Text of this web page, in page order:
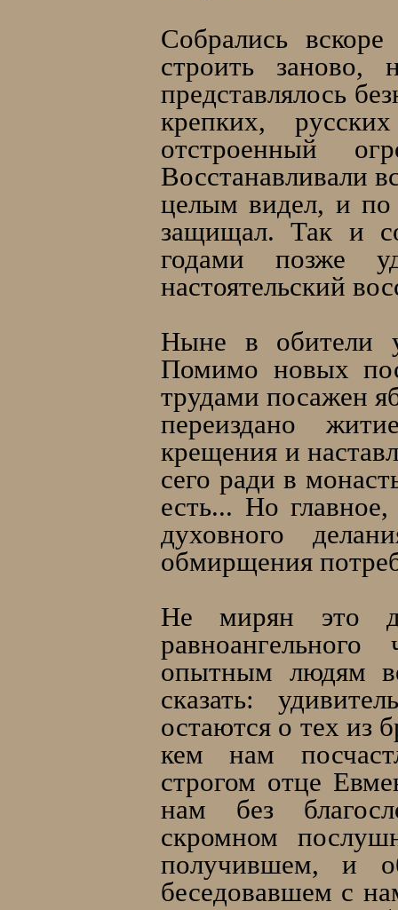
Собрались
строить
представлялось
крепких,
отстроенный
Восстанавливали
целым видел, и
защищал. Так и
годами позже
настоятельский
Ныне в обители
Помимо новых
трудами посажен
переиздано
крещения и
сего ради в
есть... Но
духовного
обмирщения
Не мирян это
опытным людям
сказать:
остаются о тех из
кем нам
строгом отце
нам без
скромном
получившем, и
беседовавшем с